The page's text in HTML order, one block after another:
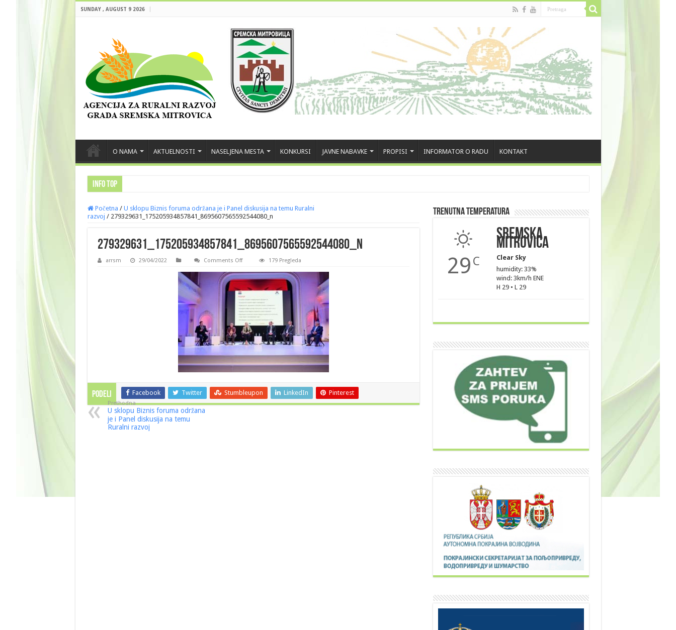
SUNDAY , AUGUST 9 2026
O NAMA AKTUELNOSTI NASELJENA MESTA KONKURSI JAVNE NABAVKE PROPISI INFORMATOR O RADU KONTAKT
INFO TOP
Početna / U sklopu Biznis foruma održana je i Panel diskusija na temu Ruralni
razvoj / 279329631_175205934857841_8695607565592544080_n
279329631_175205934857841_8695607565592544080_n
arrsm 29/04/2022 Comments Offon
179 Pregleda
PODELI Facebook Twitter Stumbleupon LinkedIn Pinterest
Prethodna
U sklopu Biznis foruma održana
je i Panel diskusija na temu
Ruralni razvoj
Trenutna Temperatura
29 C
Sremska
Mitrovica
Clear Sky
humidity: 33%
wind: 3km/h ENE
H 29 • L 29